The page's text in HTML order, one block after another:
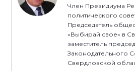
Член Президиума
политического
Председатель
«Выбирай свое» в
заместитель
Законодательного
Свердловской